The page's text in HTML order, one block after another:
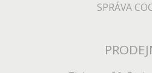
SPRÁVA